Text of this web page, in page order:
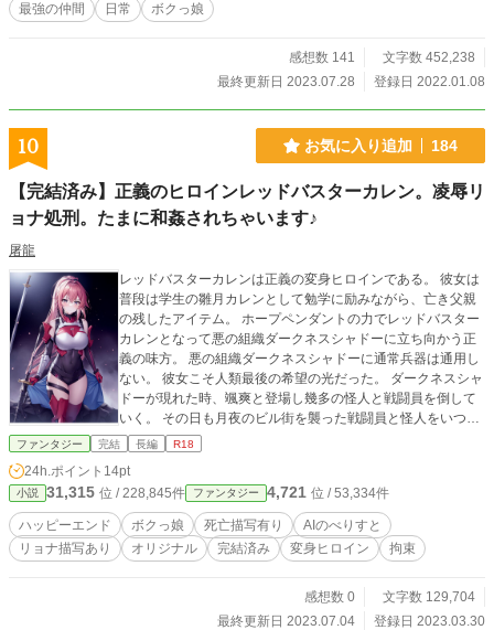
最強の仲間
日常 ボクっ娘
感想数 141
文字数 452,238
最終更新日 2023.07.28
登録日 2022.01.08
10 お気に入り追加 184
【完結済み】正義のヒロインレッドバスターカレン。凌辱リ
ョナ処刑。たまに和姦されちゃいます♪
屠龍
レッドバスターカレンは正義の変身ヒロインである。 彼女は
普段は学生の雛月カレンとして勉学に励みながら、亡き父親
の残したアイテム。 ホープペンダントの力でレッドバスター
カレンとなって悪の組織ダークネスシャドーに立ち向かう正
義の味方。 悪の組織ダークネスシャドーに通常兵器は通用し
ない。 彼女こそ人類最後の希望の光だった。 ダークネスシャ
ドーが現れた時、颯爽と登場し幾多の怪人と戦闘員を倒して
いく。 その日も月夜のビル街を襲った戦闘員と怪人をいつも
のように颯爽と現れなぎ倒していく筈だった。 正義の変身ヒ
ピーエンドです(なんのこっちゃ) リョナと処刑シーンがあり
ますので苦手な方は閲覧をお控えください。 2023 7/4に最
終話投稿後、完結作品になります。 アルファポリス ハーメ
ルン Pixivに同時投稿しています
ファンタジー 完結 長編 R18
24h.ポイント 14pt
小説 31,315 位 / 228,845件 ファンタジー 4,721 位 / 53,334件
ハッピーエンド ボクっ娘 死亡描写有り
AIのべりすと
リョナ描写あり
オリジナル 完結済み 変身ヒロイン 拘束
感想数 0
文字数 129,704
最終更新日 2023.07.04
登録日 2023.03.30